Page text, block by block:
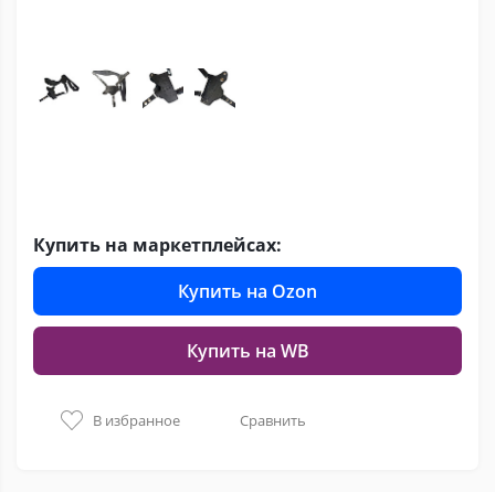
Купить на маркетплейсах:
Купить на Ozon
Купить на WB
В избранное Сравнить